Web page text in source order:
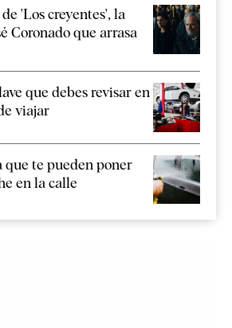
'Los creyentes', la
Coronado que arrasa
que debes revisar en
viajar
que te pueden poner
en la calle